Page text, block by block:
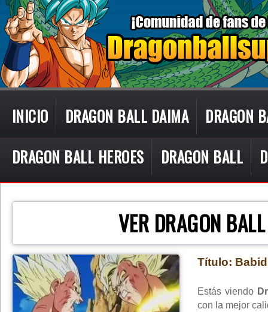
INICIO DRAGON BALL DAIMA
DRAGON
DRAGON BALL HEROES
DRAGON BALL
CON
VER DRAGON
Título:
Estás viendo
con la mejor